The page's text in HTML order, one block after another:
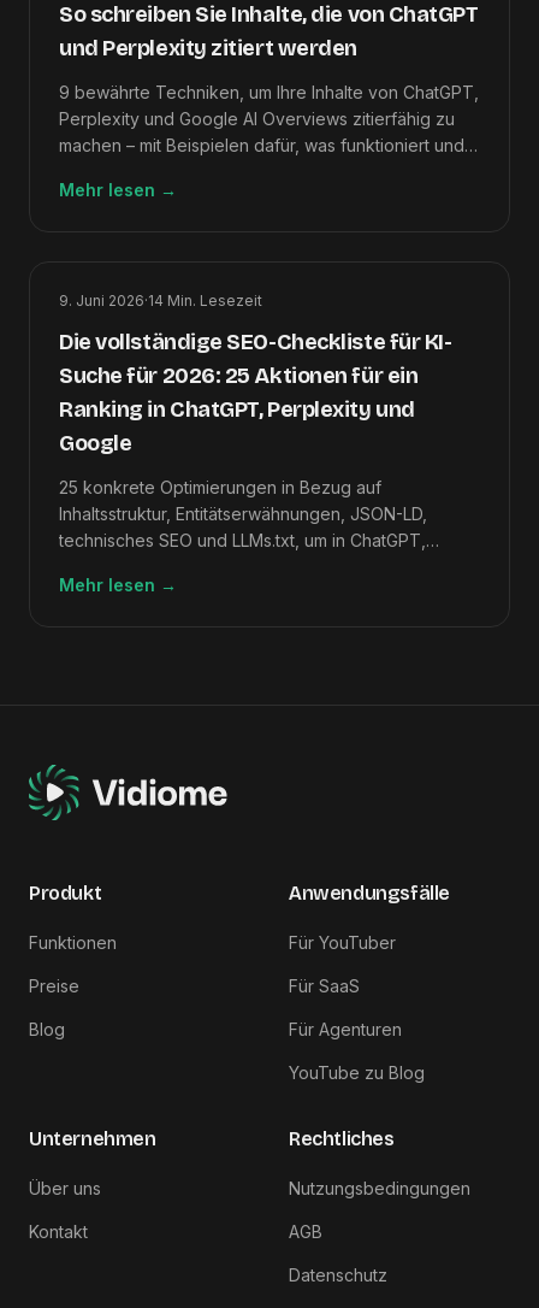
So schreiben Sie Inhalte, die von ChatGPT
und Perplexity zitiert werden
9 bewährte Techniken, um Ihre Inhalte von ChatGPT,
Perplexity und Google AI Overviews zitierfähig zu
machen – mit Beispielen dafür, was funktioniert und
Mehr lesen →
9. Juni 2026·14 Min. Lesezeit
Die vollständige SEO-Checkliste für KI-
Suche für 2026: 25 Aktionen für ein
Ranking in ChatGPT, Perplexity und
Google
25 konkrete Optimierungen in Bezug auf
Inhaltsstruktur, Entitätserwähnungen, JSON-LD,
technisches SEO und LLMs.txt, um in ChatGPT,
ranken.
Mehr lesen →
Produkt
Funktionen
Preise
Blog
Anwendungsfälle
Für YouTuber
Für SaaS
Für Agenturen
YouTube zu Blog
Unternehmen
Über uns
Kontakt
Rechtliches
Nutzungsbedingungen
AGB
Datenschutz